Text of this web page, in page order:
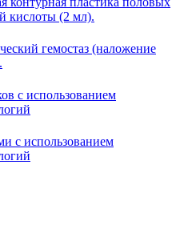
кислоты (2 мл).
гемостаз (наложение
с использованием
с использованием